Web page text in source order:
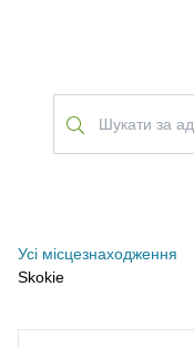
Усі місцезнаходження
Skokie